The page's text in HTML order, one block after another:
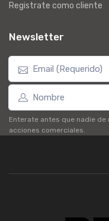
Registrate como cliente
Newsletter
Enterate antes que nadie
acciones comerciales.